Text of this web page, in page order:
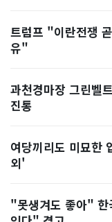
트럼프 "이란전쟁
유"
과천경마장 그린벨
진통
여당끼리도 미묘한
외'
"못생겨도 좋아"